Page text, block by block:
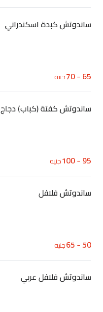
ساندوتش كبدة اسكندراني
65 - 70 جنيه
ساندوتش كفتة (كباب) دجاج
95 - 100 جنيه
ساندوتش فلافل
50 - 65 جنيه
ساندوتش فلافل عربي